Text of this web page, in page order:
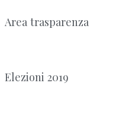
Area trasparenza
Elezioni 2019